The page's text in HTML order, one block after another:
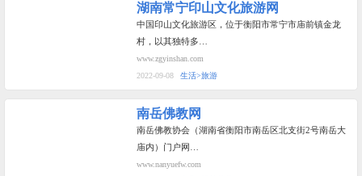
湖南常宁印山文化旅游网
中国印山文化旅游区，位于衡阳市常宁市庙前镇金龙
村，以其独特多…
www.zgyinshan.com
2022-09-08
生活>旅游
南岳佛教网
南岳佛教协会（湖南省衡阳市南岳区北支街2号南岳大
庙内）门户网…
www.nanyuefw.com